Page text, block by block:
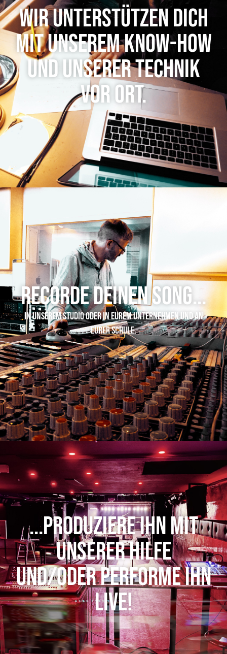
Wir unterstützen dich
mit unserem Know-How
und unserer Technik
vor Ort.
Recorde Deinen Song...
In unserem Studio oder in eurem Unternehmen und an
eurer Schule.
...produziere ihn mit
unserer Hilfe
und/oder performe ihn
live!